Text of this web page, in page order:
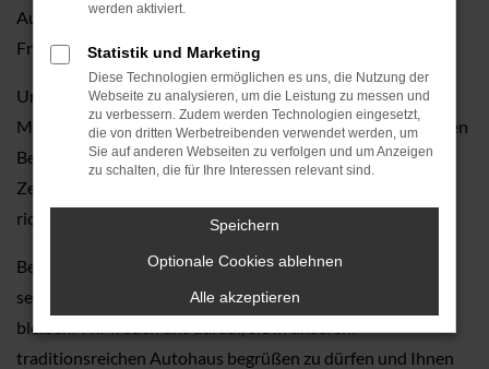
Ausstattungsoptionen – wir sorgen dafür, dass Sie lange
Freude an Ihrem gebrauchten VW Fahrzeug haben.
Unser Sortiment umfasst eine große Auswahl an aktuellen
Modellen als Gebrauchtwagen, die Sie bei einer persönlichen
Beratung vor Ort kennenlernen können. Wir nehmen uns
Zeit für Ihre Fragen und Anliegen, damit Sie sicher die
richtige Entscheidung treffen können.
Besuchen Sie Autohaus Tauwald GmbH und erleben Sie
selbst, warum unsere Kunden uns seit Generationen treu
bleiben. Wir freuen uns darauf, Sie in unserem
traditionsreichen Autohaus begrüßen zu dürfen und Ihnen
werden aktiviert.
Statistik und Marketing
Diese Technologien ermöglichen es uns, die Nutzung der
Webseite zu analysieren, um die Leistung zu messen und
zu verbessern. Zudem werden Technologien eingesetzt,
die von dritten Werbetreibenden verwendet werden, um
Sie auf anderen Webseiten zu verfolgen und um Anzeigen
zu schalten, die für Ihre Interessen relevant sind.
Speichern
Optionale Cookies ablehnen
Alle akzeptieren